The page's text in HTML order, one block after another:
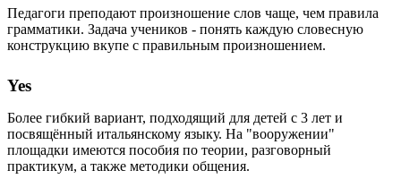
Педагоги преподают произношение слов чаще, чем правила
грамматики. Задача учеников - понять каждую словесную
конструкцию вкупе с правильным произношением.
Yes
Более гибкий вариант, подходящий для детей с 3 лет и
посвящённый итальянскому языку. На "вооружении"
площадки имеются пособия по теории, разговорный
практикум, а также методики общения.